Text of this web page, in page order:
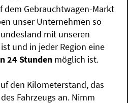
dem Gebrauchtwagen-Markt
unser Unternehmen so
mit unseren
und in jeder Region eine
24 Stunden möglich ist.
den Kilometerstand, das
Fahrzeugs an. Nimm